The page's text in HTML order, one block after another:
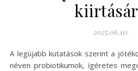
2025.06.10.
A legújabb kutatások szerint a jótékony baktériumok, más
néven probiotikumok, ígéretes